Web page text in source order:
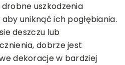
uszkodzenia
uniknąć ich pogłębiania.
deszczu lub
dobrze jest
dekoracje w bardziej